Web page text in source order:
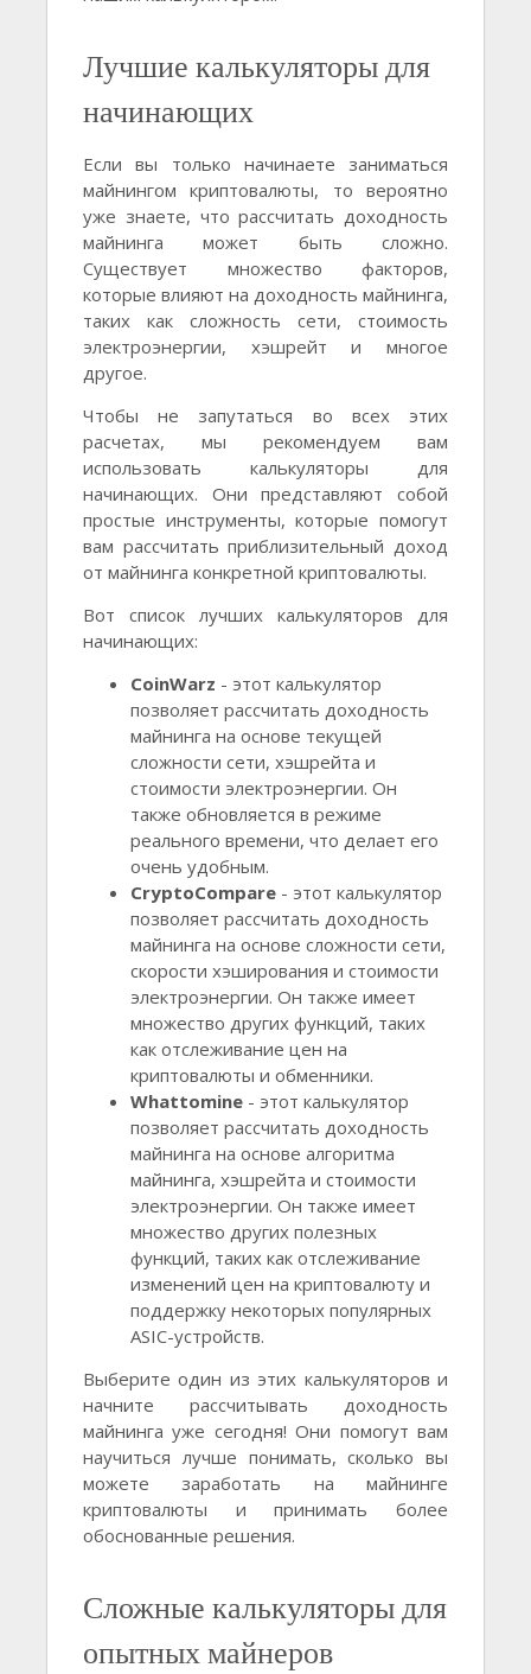
Лучшие калькуляторы для
начинающих
Если вы только начинаете заниматься
майнингом криптовалюты, то вероятно
уже знаете, что рассчитать доходность
майнинга может быть сложно.
Существует множество факторов,
которые влияют на доходность майнинга,
таких как сложность сети, стоимость
электроэнергии, хэшрейт и многое
другое.
Чтобы не запутаться во всех этих
расчетах, мы рекомендуем вам
использовать калькуляторы для
начинающих. Они представляют собой
простые инструменты, которые помогут
вам рассчитать приблизительный доход
от майнинга конкретной криптовалюты.
Вот список лучших калькуляторов для
начинающих:
CoinWarz - этот калькулятор
позволяет рассчитать доходность
майнинга на основе текущей
сложности сети, хэшрейта и
стоимости электроэнергии. Он
также обновляется в режиме
реального времени, что делает его
очень удобным.
CryptoCompare - этот калькулятор
позволяет рассчитать доходность
майнинга на основе сложности сети,
скорости хэширования и стоимости
электроэнергии. Он также имеет
множество других функций, таких
как отслеживание цен на
криптовалюты и обменники.
Whattomine - этот калькулятор
позволяет рассчитать доходность
майнинга на основе алгоритма
майнинга, хэшрейта и стоимости
электроэнергии. Он также имеет
множество других полезных
функций, таких как отслеживание
изменений цен на криптовалюту и
поддержку некоторых популярных
ASIC-устройств.
Выберите один из этих калькуляторов и
начните рассчитывать доходность
майнинга уже сегодня! Они помогут вам
научиться лучше понимать, сколько вы
можете заработать на майнинге
криптовалюты и принимать более
обоснованные решения.
Сложные калькуляторы для
опытных майнеров